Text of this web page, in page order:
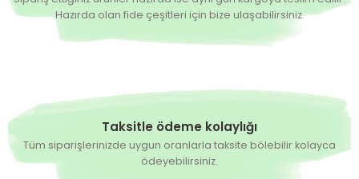
Hazırda olan fide çeşitleri için bize ulaşabilirsiniz.
Taksitle ödeme kolaylığı
Tüm siparişlerinizde uygun oranlarla taksite bölebilir kolayca
ödeyebilirsiniz.